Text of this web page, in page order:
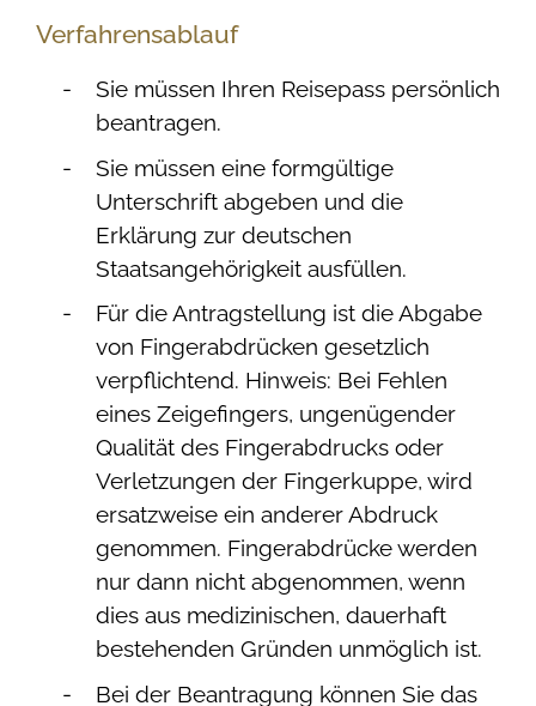
Verfahrensablauf
Sie müssen Ihren Reisepass persönlich
beantragen.
Sie müssen eine formgültige
Unterschrift abgeben und die
Erklärung zur deutschen
Staatsangehörigkeit ausfüllen.
Für die Antragstellung ist die Abgabe
von Fingerabdrücken gesetzlich
verpflichtend. Hinweis: Bei Fehlen
eines Zeigefingers, ungenügender
Qualität des Fingerabdrucks oder
Verletzungen der Fingerkuppe, wird
ersatzweise ein anderer Abdruck
genommen. Fingerabdrücke werden
nur dann nicht abgenommen, wenn
dies aus medizinischen, dauerhaft
bestehenden Gründen unmöglich ist.
Bei der Beantragung können Sie das